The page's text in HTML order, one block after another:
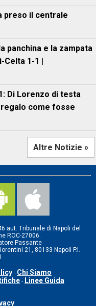
preso il centrale
panchina e la zampata
Celta 1-1 |
Di Lorenzo di testa
regalo come fosse
Altre Notizie »
aut. Tribunale di Napoli del
ROC-27006.
Passante
21, 80133 Napoli P.I.
- Chi Siamo
- Linee Guida